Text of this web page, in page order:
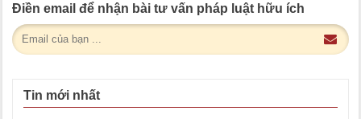
Điền email để nhận bài tư vấn pháp luật hữu ích
Tin mới nhất